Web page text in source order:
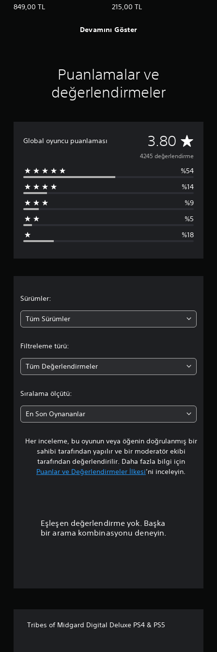
849,00 TL 215,00 TL
Devamını Göster
Puanlamalar ve
değerlendirmeler
Global oyuncu puanlaması 3.80 4
2
4
5
u
m
d
a
r
t
a
l
a
n
l
4245 değerlendirme
%54
%14
%9
%5
%18
Sürümler:
Tüm Sürümler
Filtreleme türü:
Tüm Değerlendirmeler
Sıralama ölçütü:
En Son Oynananlar
Her inceleme, bu oyunun veya öğenin doğrulanmış bir
sahibi tarafından yapılır ve bir moderatör ekibi
tarafından değerlendirilir. Daha fazla bilgi için
Puanlar ve Değerlendirmeler İlkesi’ni inceleyin.
Eşleşen değerlendirme yok. Başka
bir arama kombinasyonu deneyin.
Tribes of Midgard Digital Deluxe PS4 & PS5